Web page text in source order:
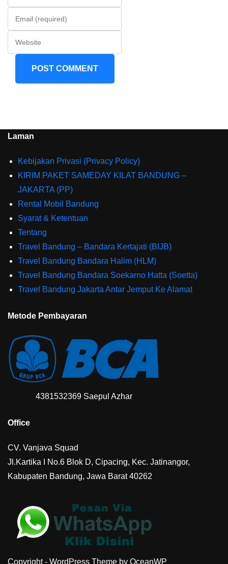
Laman
Kebijakan Privasi (Privacy Policy)
KIRIM PAKET SAMEDAY KILAT BANDUNG –
JAKARTA (PP)
Rental Mobil Bandung
Syarat & Ketentuan
Tentang
Travel Bandung – Bandara Kertajati (BIJB)
Travel Bandung Bandara Halim (HLM)
Travel Bandung Bandara Soekarno Hatta (Soetta)
Travel Bandung Jakarta Antar Jemput Ke Alamat
Metode Pembayaran
4381532369 Saepul Azhar
Office
CV. Vanjava Squad
Jl.Kartika I No.6 Blok D, Cipacing, Kec. Jatinangor,
Kabupaten Bandung, Jawa Barat 40262
Copyright - WordPress Theme by OceanWP